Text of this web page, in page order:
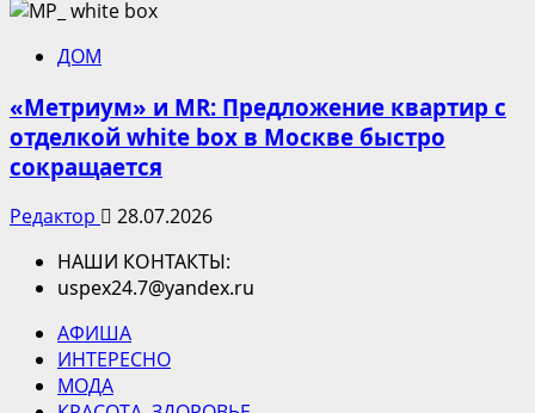
ДОМ
«Метриум» и MR: Предложение квартир с
отделкой white box в Москве быстро
сокращается
Редактор
28.07.2026
НАШИ КОНТАКТЫ:
uspex24.7@yandex.ru
АФИША
ИНТЕРЕСНО
МОДА